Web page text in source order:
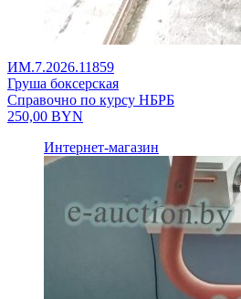
ИМ.7.2026.11859
Груша боксерская
Справочно по курсу НБРБ
250,00 BYN
Интернет-магазин